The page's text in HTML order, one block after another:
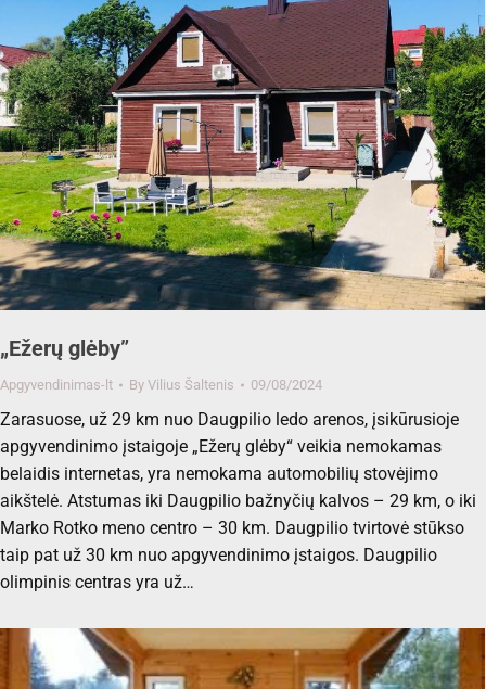
„Ežerų glėby”
Apgyvendinimas-lt By Vilius Šaltenis 09/08/2024
Zarasuose, už 29 km nuo Daugpilio ledo arenos, įsikūrusioje
apgyvendinimo įstaigoje „Ežerų glėby“ veikia nemokamas
belaidis internetas, yra nemokama automobilių stovėjimo
aikštelė. Atstumas iki Daugpilio bažnyčių kalvos – 29 km, o iki
Marko Rotko meno centro – 30 km. Daugpilio tvirtovė stūkso
taip pat už 30 km nuo apgyvendinimo įstaigos. Daugpilio
olimpinis centras yra už…